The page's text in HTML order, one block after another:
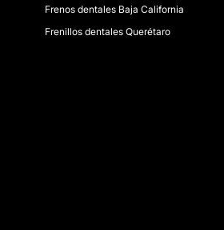
Frenos dentales Baja California
Frenillos dentales Querétaro